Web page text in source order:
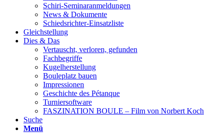
Schiri-Seminaranmeldungen
News & Dokumente
Schiedsrichter-Einsatzliste
Gleichstellung
Dies & Das
Vertauscht, verloren, gefunden
Fachbegriffe
Kugelherstellung
Bouleplatz bauen
Impressionen
Geschichte des Pétanque
Turniersoftware
FASZINATION BOULE – Film von Norbert Koch
Suche
Menü